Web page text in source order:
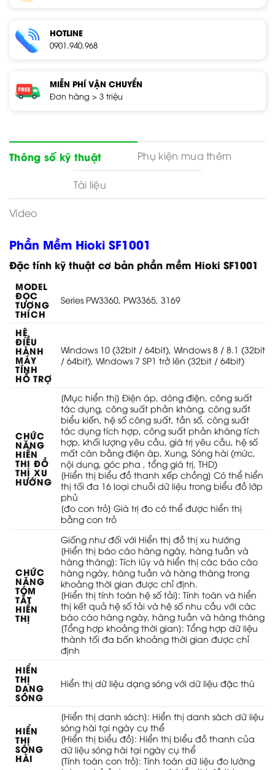
HOTLINE
0901.940.968
MIỄN PHÍ VẬN CHUYỂN
Đơn hàng > 3 triệu
Thông số kỹ thuật Phụ kiện mua thêm
Tài liệu
Video
Phần Mềm Hioki SF1001
Đặc tính kỹ thuật cơ bản phần mềm Hioki SF1001
MODEL
ĐỌC
TƯƠNG
THÍCH
Series PW3360, PW3365, 3169
HỆ
ĐIỀU
HÀNH
MÁY
TÍNH
HỖ TRỢ
Windows 10 (32bit / 64bit), Windows 8 / 8.1 (32bit
/ 64bit), Windows 7 SP1 trở lên (32bit / 64bit)
CHỨC
NĂNG
HIỂN
THỊ ĐỒ
THỊ XU
HƯỚNG
[Mục hiển thị] Điện áp, dòng điện, công suất
tác dụng, công suất phản kháng, công suất
biểu kiến, hệ số công suất, tần số, công suất
tác dụng tích hợp, công suất phản kháng tích
hợp, khối lượng yêu cầu, giá trị yêu cầu, hệ số
mất cân bằng điện áp, Xung, Sóng hài (mức,
nội dung, góc pha , tổng giá trị, THD)
[Hiển thị biểu đồ thanh xếp chồng] Có thể hiển
thị tối đa 16 loại chuỗi dữ liệu trong biểu đồ lớp
phủ
[đo con trỏ] Giá trị đo có thể được hiển thị
bằng con trỏ
CHỨC
NĂNG
TÓM
TẮT
HIỂN
THỊ
Giống như đối với Hiển thị đồ thị xu hướng
[Hiển thị báo cáo hàng ngày, hàng tuần và
hàng tháng]: Tích lũy và hiển thị các báo cáo
hàng ngày, hàng tuần và hàng tháng trong
khoảng thời gian được chỉ định.
[Hiển thị tính toán hệ số tải]: Tính toán và hiển
thị kết quả hệ số tải và hệ số nhu cầu với các
báo cáo hàng ngày, hàng tuần và hàng tháng
[Tổng hợp khoảng thời gian]: Tổng hợp dữ liệu
thành tối đa bốn khoảng thời gian được chỉ
định
HIỂN
THỊ
DẠNG
SÓNG
Hiển thị dữ liệu dạng sóng với dữ liệu đặc thù
HIỂN
THỊ
SÓNG
HÀI
[Hiển thị danh sách]: Hiển thị danh sách dữ liệu
sóng hài tại ngày cụ thể
[Hiển thị biểu đồ]: Hiển thị biểu đồ thanh của
dữ liệu sóng hài tại ngày cụ thể
[Tính toán con trỏ]: Tính toán dữ liệu đo lường